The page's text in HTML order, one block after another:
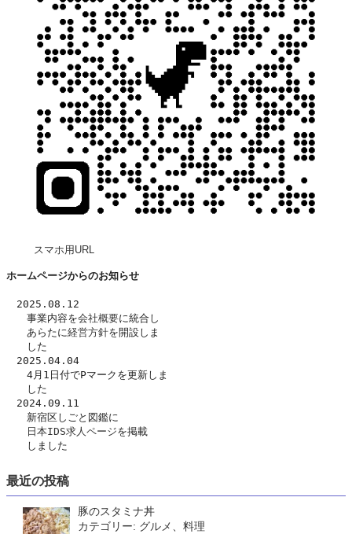
スマホ用URL
ホームページからのお知らせ
2025.08.12
事業内容を会社概要に統合し
あらたに経営方針を開設しま
した
2025.04.04
4月1日付でPマークを更新しま
した
2024.09.11
新宿区しごと図鑑に
日本IDS求人ページを掲載
しました
最近の投稿
豚のスタミナ丼
カテゴリー: グルメ、料理